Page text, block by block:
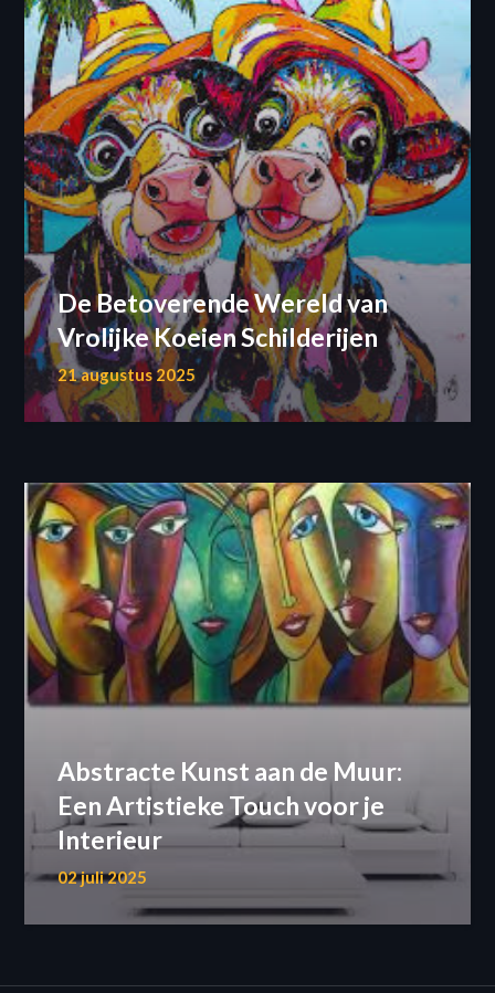
De Betoverende Wereld van
Vrolijke Koeien Schilderijen
21 augustus 2025
Abstracte Kunst aan de Muur:
Een Artistieke Touch voor je
Interieur
02 juli 2025